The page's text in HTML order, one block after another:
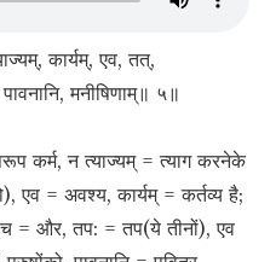
कार्यम्, एव, तत्,
मनीषिणाम्॥ ५॥
कर्म, न त्याज्यम् = त्याग करनेके
एव = अवश्य, कार्यम् = कर्तव्य है;
च = और, तप: = तप(ये तीनों), एव